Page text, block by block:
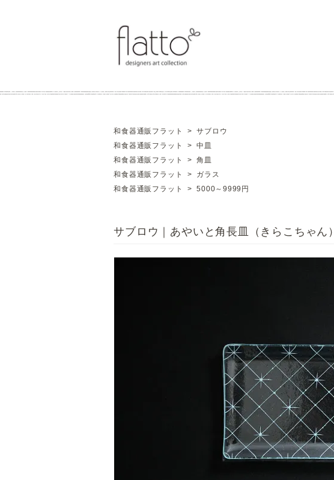
和食器通販フラット >サブロウ
和食器通販フラット
>中皿
和食器通販フラット
>角皿
和食器通販フラット
> ガラス
和食器通販フラット
>5000～9999円
サブロウ｜あやいと角長皿（きらこちゃん）